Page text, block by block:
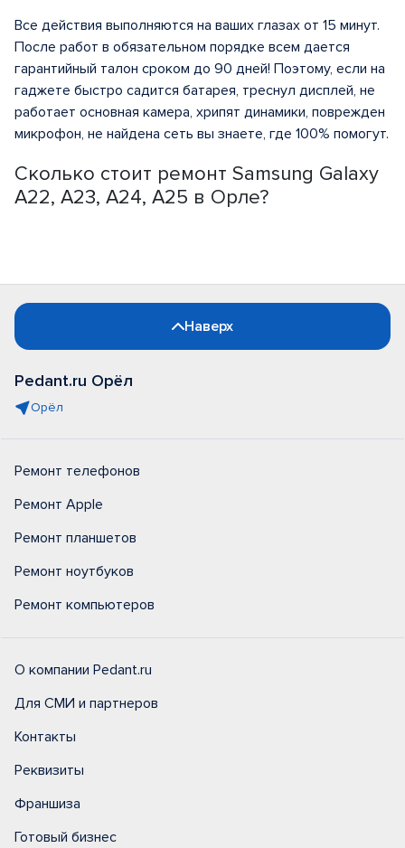
Сколько стоит ремонт Samsung Galaxy
A22, A23, A24, A25 в Орле?
Все действия выполняются на ваших глазах от 15 минут.
После работ в обязательном порядке всем дается
гарантийный талон сроком до 90 дней! Поэтому, если на
гаджете быстро садится батарея, треснул дисплей, не
работает основная камера, хрипят динамики, поврежден
микрофон, не найдена сеть вы знаете, где 100% помогут.
Наверх
Pedant.ru Орёл
Орёл
Ремонт телефонов
Ремонт Apple
Ремонт планшетов
Ремонт ноутбуков
Ремонт компьютеров
О компании Pedant.ru
Для СМИ и партнеров
Контакты
Реквизиты
Франшиза
Готовый бизнес